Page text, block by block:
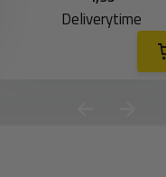
Deliverytime